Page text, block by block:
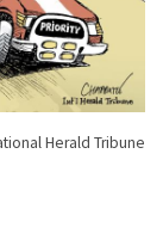
Herald Tribune